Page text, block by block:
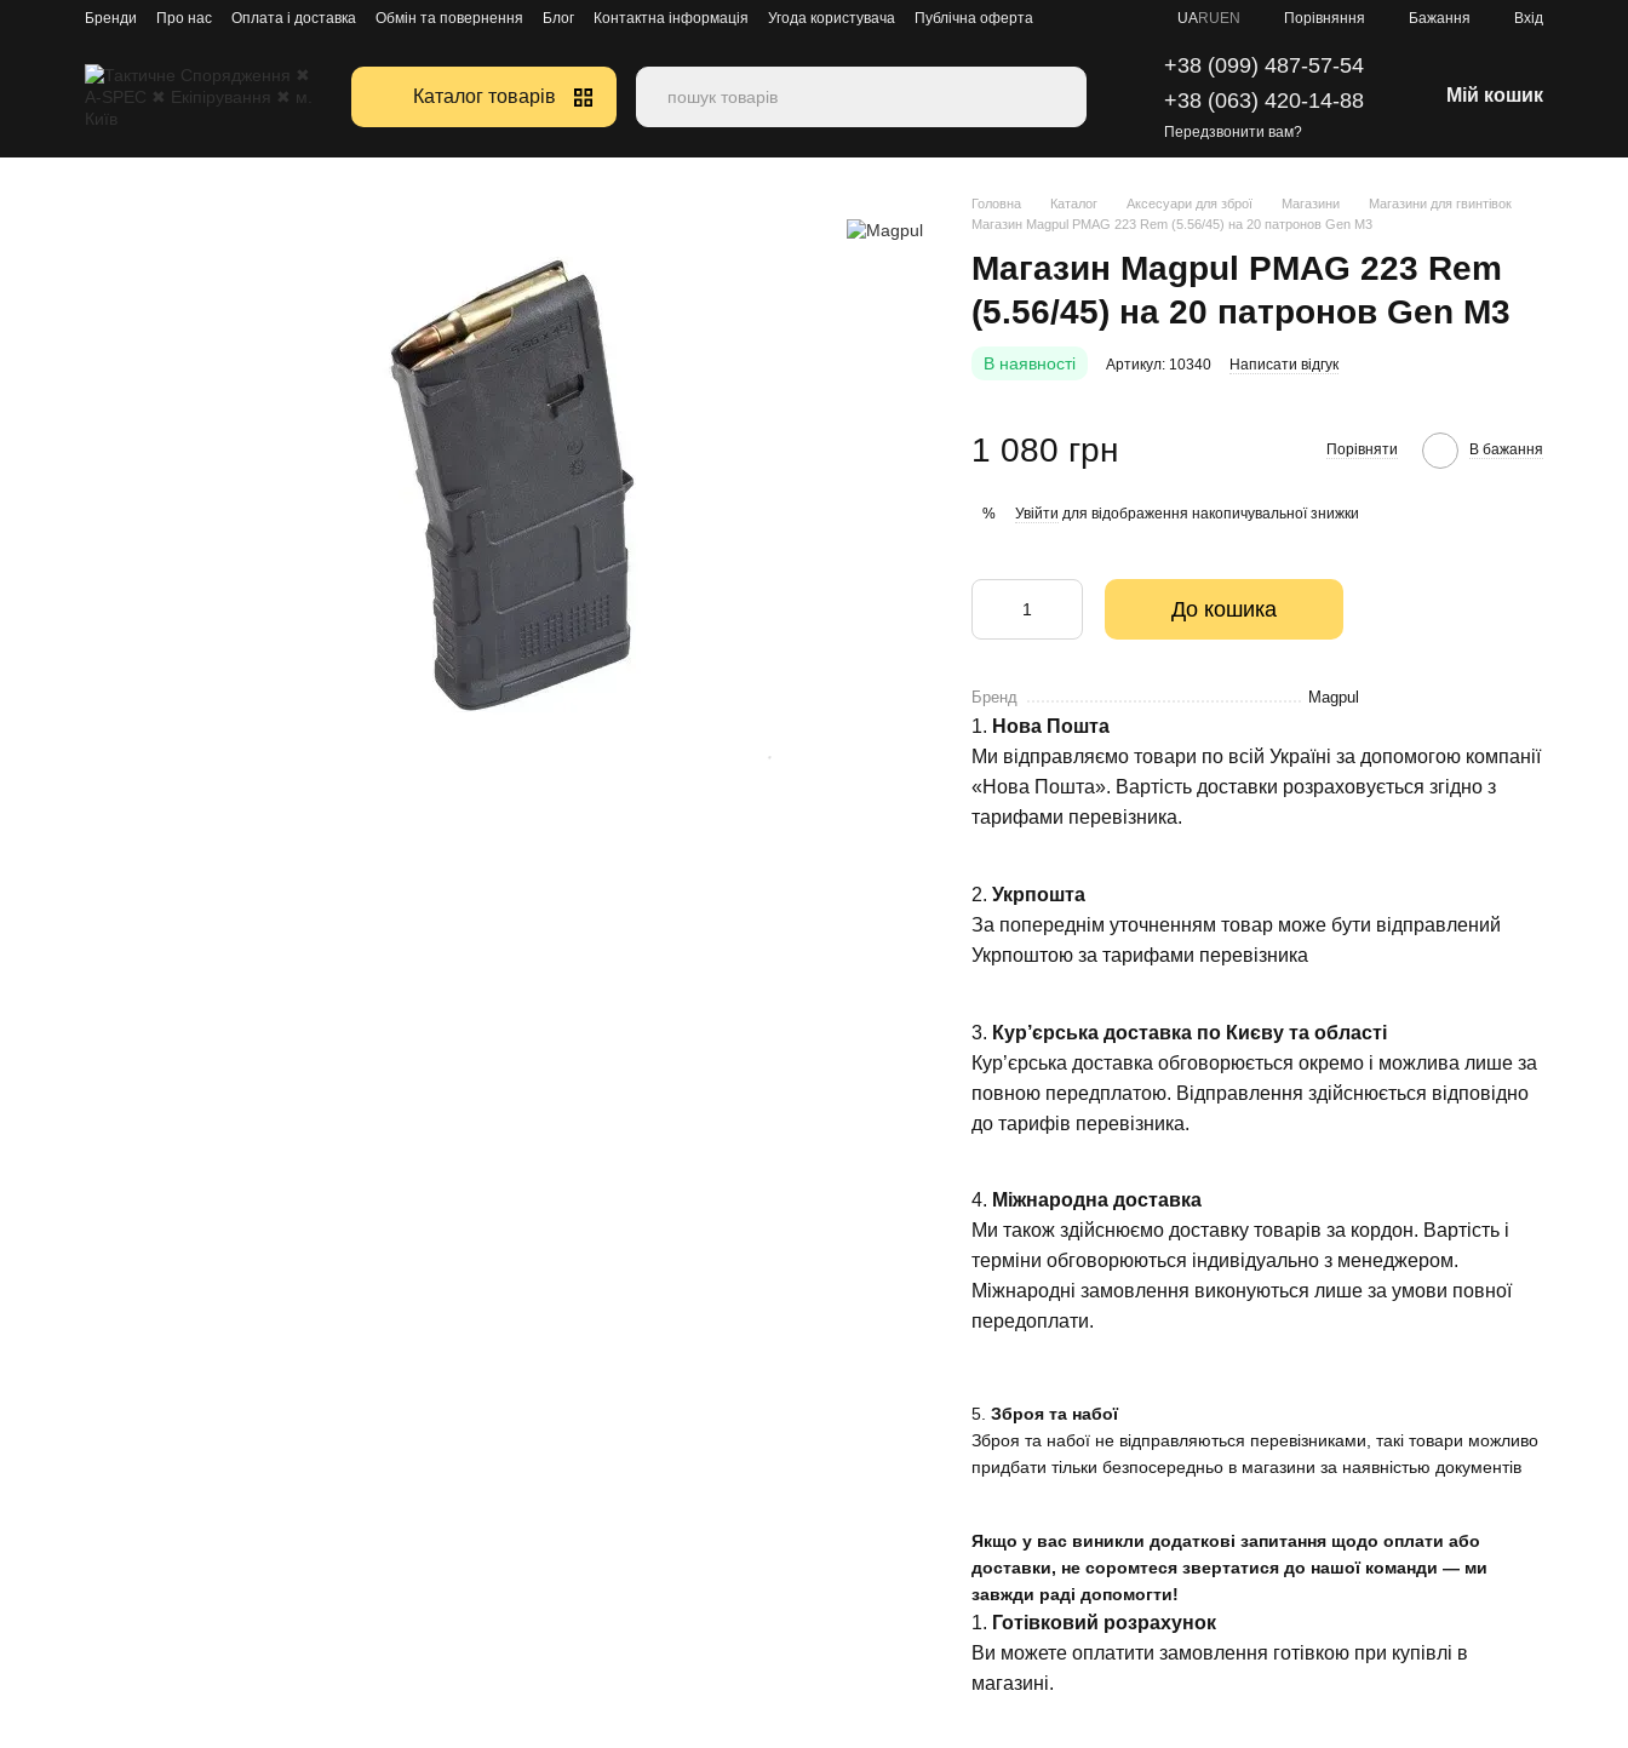
Перейти к основному контенту
Бренди Про нас Оплата і доставка Обмін та повернення Блог Контактна інформація Угода користувача Публічна оферта UARU EN Порівняння Бажання Вхід
Каталог товарів
+38 (099) 487-57-54
+38 (063) 420-14-88
Передзвонити вам?
Мій кошик
Головна Каталог Аксесуари для зброї Магазини
Магазини для гвинтівок
Магазин Magpul PMAG 223 Rem (5.56/45) на 20 патронов Gen M3
Магазин Magpul PMAG 223 Rem
(5.56/45) на 20 патронов Gen M3
В наявності Артикул: 10340 Написати відгук
1 080 грн Порівняти В бажання
% Увійти для відображення накопичувальної знижки
До кошика
Бренд Magpul
1. Нова Пошта
Ми відправляємо товари по всій Україні за допомогою компанії
«Нова Пошта». Вартість доставки розраховується згідно з
тарифами перевізника.
2.Укрпошта
За попереднім уточненням товар може бути відправлений
Укрпоштою за тарифами перевізника
3. Кур’єрська доставка по Києву та області
Кур’єрська доставка обговорюється окремо і можлива лише за
повною передплатою. Відправлення здійснюється відповідно
до тарифів перевізника.
4. Міжнародна доставка
Ми також здійснюємо доставку товарів за кордон. Вартість і
терміни обговорюються індивідуально з менеджером.
Міжнародні замовлення виконуються лише за умови повної
передоплати.
5.Зброя та набої
Зброя та набої не відправляються перевізниками, такі товари можливо
придбати тільки безпосередньо в магазини за наявністью документів
Якщо у вас виникли додаткові запитання щодо оплати або
доставки, не соромтеся звертатися до нашої команди — ми
завжди раді допомогти!
1. Готівковий розрахунок
Ви можете оплатити замовлення готівкою при купівлі в
магазині.